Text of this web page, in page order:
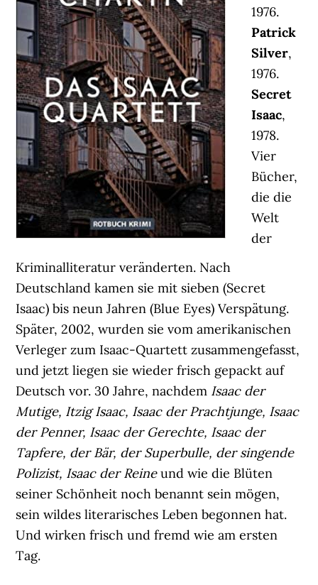
1976.
Patrick
Silver,
1976.
Secret
Isaac,
1978.
Vier
Bücher,
die die
Welt
der
Kriminalliteratur veränderten. Nach
Deutschland kamen sie mit sieben (Secret
Isaac) bis neun Jahren (Blue Eyes) Verspätung.
Später, 2002, wurden sie vom amerikanischen
Verleger zum Isaac-Quartett zusammengefasst,
und jetzt liegen sie wieder frisch gepackt auf
Deutsch vor. 30 Jahre, nachdem Isaac der
Mutige, Itzig Isaac, Isaac der Prachtjunge, Isaac
der Penner, Isaac der Gerechte, Isaac der
Tapfere, der Bär, der Superbulle, der singende
Polizist, Isaac der Reineund wie die Blüten
seiner Schönheit noch benannt sein mögen,
sein wildes literarisches Leben begonnen hat.
Und wirken frisch und fremd wie am ersten
Tag.